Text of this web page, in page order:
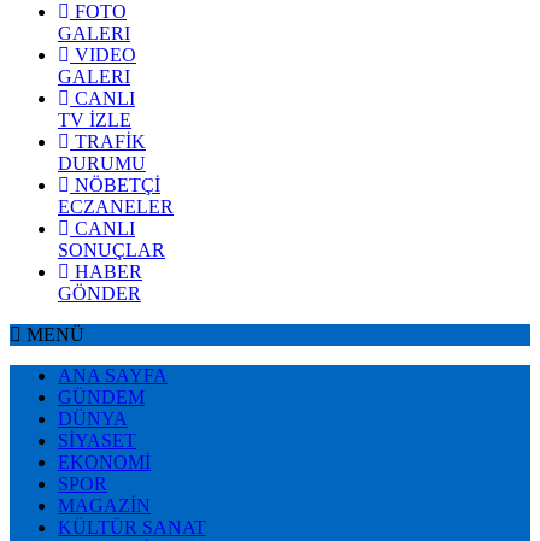
FOTO
GALERI
VIDEO
GALERI
CANLI
TV İZLE
TRAFİK
DURUMU
NÖBETÇİ
ECZANELER
CANLI
SONUÇLAR
HABER
GÖNDER
MENÜ
ANA SAYFA
GÜNDEM
DÜNYA
SİYASET
EKONOMİ
SPOR
MAGAZİN
KÜLTÜR SANAT